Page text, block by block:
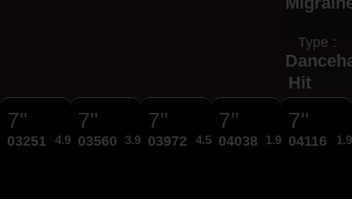
Type :
Hit
7"
03251 4.95€
7"
03560 3.95€
7"
03972 4.50€
7"
04038 1.99€
7"
04116